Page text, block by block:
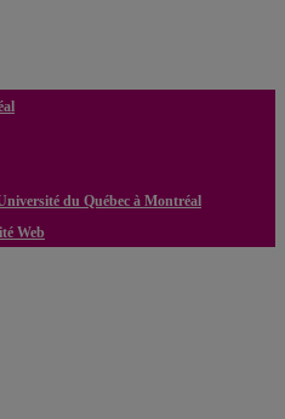
du Québec à Montréal
Web